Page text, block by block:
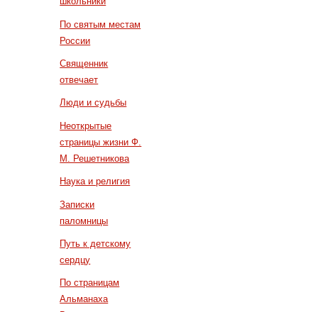
По святым местам
России
Священник
отвечает
Люди и судьбы
Неоткрытые
страницы жизни Ф.
М. Решетникова
Наука и религия
Записки
паломницы
Путь к детскому
сердцу
По страницам
Альманаха